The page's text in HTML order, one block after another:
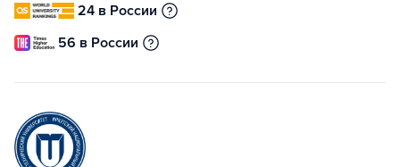
24 в России
56 в России